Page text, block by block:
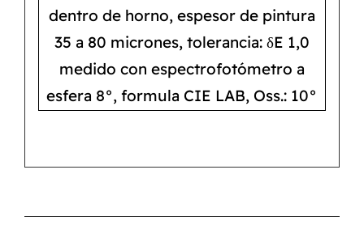
dentro de horno, espesor de pintura
35 a 80 micrones, tolerancia: δE 1,0
medido con espectrofotómetro a
esfera 8°, formula CIE LAB, Oss.: 10°